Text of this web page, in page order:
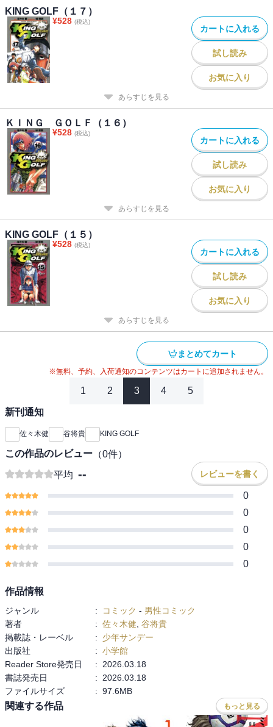
KING GOLF（１７）
¥528 (税込)
カートに入れる
試し読み
お気に入り
あらすじを見る
ＫＩＮＧ ＧＯＬＦ（１６）
¥528 (税込)
カートに入れる
試し読み
お気に入り
あらすじを見る
KING GOLF（１５）
¥528 (税込)
カートに入れる
試し読み
お気に入り
あらすじを見る
まとめてカート
※無料、予約、入荷通知のコンテンツはカートに追加されません。
1 2 3 4 5
新刊通知
佐々木健 谷将貴 KING GOLF
この作品のレビュー （0件）
平均 -- レビューを書く
0
0
0
0
0
作品情報
ジャンル : コミック - 男性コミック
著者
: 佐々木健 谷将貴
掲載誌・レーベル
:
少年サンデー
出版社
: 小学館
Reader Store発売日
:
2026.03.18
書誌発売日
:
2026.03.18
ファイルサイズ
: 97.6MB
関連する作品 もっと見る